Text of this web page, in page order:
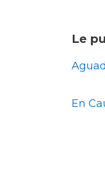
Le
En